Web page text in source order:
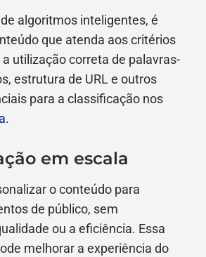
algoritmos inteligentes, é
que atenda aos critérios
a utilização correta de palavras-
estrutura de URL e outros
para a classificação nos
.
em escala
o conteúdo para
de público, sem
ou a eficiência. Essa
melhorar a experiência do